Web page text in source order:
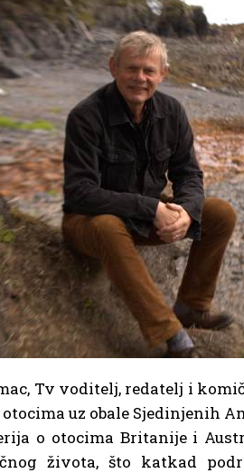
Tv voditelj, redatelj i
uz obale Sjedinjenih
o otocima Britanije i
života, što katkad